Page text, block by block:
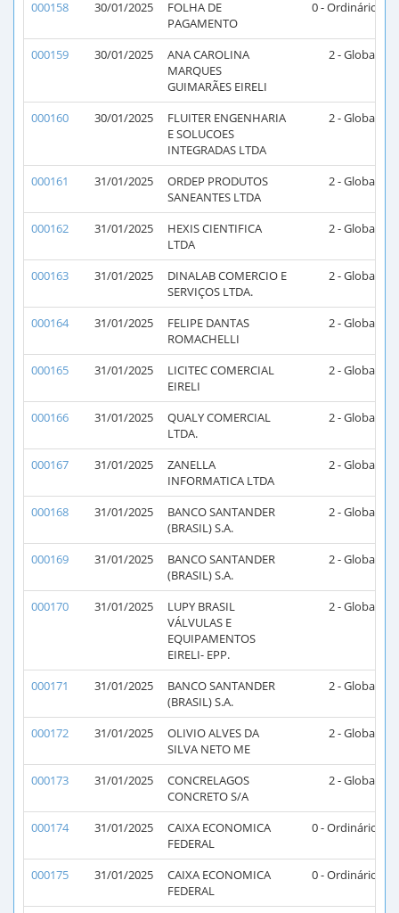
000158 30/01/2025
FOLHA DE
PAGAMENTO
0 - Ordinário
000159 30/01/2025
ANA CAROLINA
MARQUES
GUIMARÃES EIRELI
2 - Global
000160 30/01/2025
FLUITER ENGENHARIA
E SOLUCOES
INTEGRADAS LTDA
2 - Global
000161 31/01/2025
ORDEP PRODUTOS
SANEANTES LTDA
2 - Global
000162 31/01/2025
HEXIS CIENTIFICA
LTDA
2 - Global
000163 31/01/2025
DINALAB COMERCIO E
SERVIÇOS LTDA.
2 - Global
000164 31/01/2025
FELIPE DANTAS
ROMACHELLI
2 - Global
000165 31/01/2025
LICITEC COMERCIAL
EIRELI
2 - Global
000166 31/01/2025
QUALY COMERCIAL
LTDA.
2 - Global
000167 31/01/2025
ZANELLA
INFORMATICA LTDA
2 - Global
000168 31/01/2025
BANCO SANTANDER
(BRASIL) S.A.
2 - Global
000169 31/01/2025
BANCO SANTANDER
(BRASIL) S.A.
2 - Global
000170 31/01/2025
LUPY BRASIL
VÁLVULAS E
EQUIPAMENTOS
EIRELI- EPP.
2 - Global
000171 31/01/2025
BANCO SANTANDER
(BRASIL) S.A.
2 - Global
000172 31/01/2025
OLIVIO ALVES DA
SILVA NETO ME
2 - Global
000173 31/01/2025
CONCRELAGOS
CONCRETO S/A
2 - Global
000174 31/01/2025
CAIXA ECONOMICA
FEDERAL
0 - Ordinário
000175 31/01/2025
CAIXA ECONOMICA
FEDERAL
0 - Ordinário